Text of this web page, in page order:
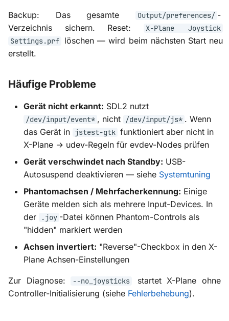
Backup: Das gesamte Output/preferences/ -
Verzeichnis sichern. Reset:
X-Plane Joystick
Settings.prf
löschen — wird beim nächsten Start neu
erstellt.
Häufige Probleme
Gerät nicht erkannt: SDL2 nutzt
/dev/input/event* , nicht /dev/input/js* . Wenn
das Gerät in jstest-gtk funktioniert aber nicht in
X-Plane → udev-Regeln für evdev-Nodes prüfen
Gerät verschwindet nach Standby: USB-
Autosuspend deaktivieren — siehe Systemtuning
Phantomachsen / Mehrfacherkennung: Einige
Geräte melden sich als mehrere Input-Devices. In
der
.joy -Datei können Phantom-Controls als
"hidden" markiert werden
Achsen invertiert: "Reverse"-Checkbox in den X-
Plane Achsen-Einstellungen
Zur Diagnose: --no_joysticks
startet X-Plane ohne
Controller-Initialisierung (siehe Fehlerbehebung).